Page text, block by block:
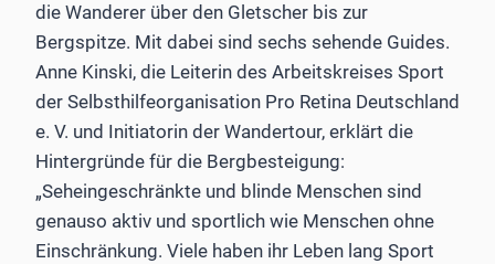
die Wanderer über den Gletscher bis zur
Bergspitze. Mit dabei sind sechs sehende Guides.
Anne Kinski, die Leiterin des Arbeitskreises Sport
der Selbsthilfeorganisation Pro Retina Deutschland
e. V. und Initiatorin der Wandertour, erklärt die
Hintergründe für die Bergbesteigung:
„Seheingeschränkte und blinde Menschen sind
genauso aktiv und sportlich wie Menschen ohne
Einschränkung. Viele haben ihr Leben lang Sport